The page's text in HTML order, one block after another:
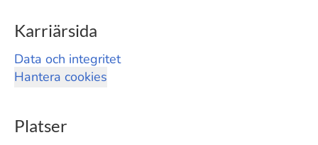
Karriärsida
Data och integritet
Hantera cookies
Platser